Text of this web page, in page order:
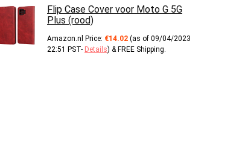
Flip Case Cover voor Moto G 5G
Plus (rood)
Amazon.nl Price: €14.02 (as of 09/04/2023
22:51 PST- Details) & FREE Shipping.